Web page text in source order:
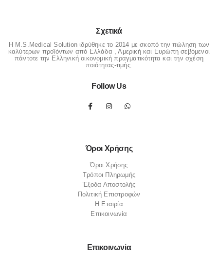
Σχετικά
Η M.S.Medical Solution ιδρύθηκε το 2014 με σκοπό την πώληση των
καλύτερων προϊόντων από Ελλάδα , Αμερική και Ευρώπη σεβόμενοι
πάντοτε την Ελληνική οικονομική πραγματικότητα και την σχέση
ποιότητας-τιμής.
Follow Us
Όροι Χρήσης
Όροι Χρήσης
Τρόποι Πληρωμής
Έξοδα Αποστολής
Πολιτική Επιστροφών
Η Εταιρία
Επικοινωνία
Επικοινωνία